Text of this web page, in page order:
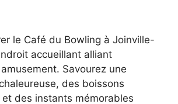
le Café du Bowling à Joinville-
accueillant alliant
Savourez une
des boissons
et des instants mémorables